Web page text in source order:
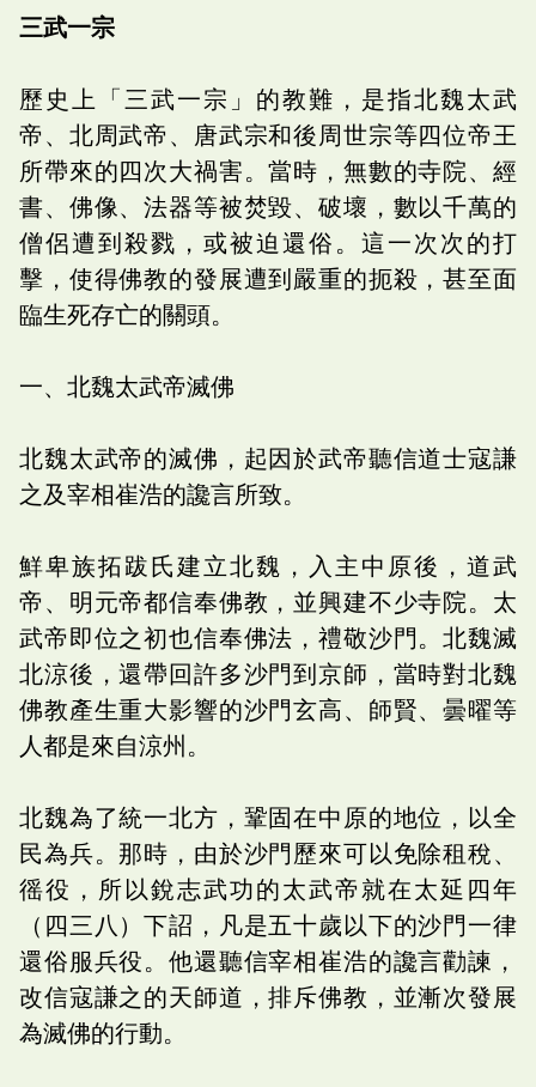
三武一宗
歷史上「三武一宗」的教難，是指北魏太武
帝、北周武帝、唐武宗和後周世宗等四位帝王
所帶來的四次大禍害。當時，無數的寺院、經
書、佛像、法器等被焚毀、破壞，數以千萬的
僧侶遭到殺戮，或被迫還俗。這一次次的打
擊，使得佛教的發展遭到嚴重的扼殺，甚至面
臨生死存亡的關頭。
一、北魏太武帝滅佛
北魏太武帝的滅佛，起因於武帝聽信道士寇謙
之及宰相崔浩的讒言所致。
鮮卑族拓跋氏建立北魏，入主中原後，道武
帝、明元帝都信奉佛教，並興建不少寺院。太
武帝即位之初也信奉佛法，禮敬沙門。北魏滅
北涼後，還帶回許多沙門到京師，當時對北魏
佛教產生重大影響的沙門玄高、師賢、曇曜等
人都是來自涼州。
北魏為了統一北方，鞏固在中原的地位，以全
民為兵。那時，由於沙門歷來可以免除租稅、
徭役，所以銳志武功的太武帝就在太延四年
（四三八）下詔，凡是五十歲以下的沙門一律
還俗服兵役。他還聽信宰相崔浩的讒言勸諫，
改信寇謙之的天師道，排斥佛教，並漸次發展
為滅佛的行動。